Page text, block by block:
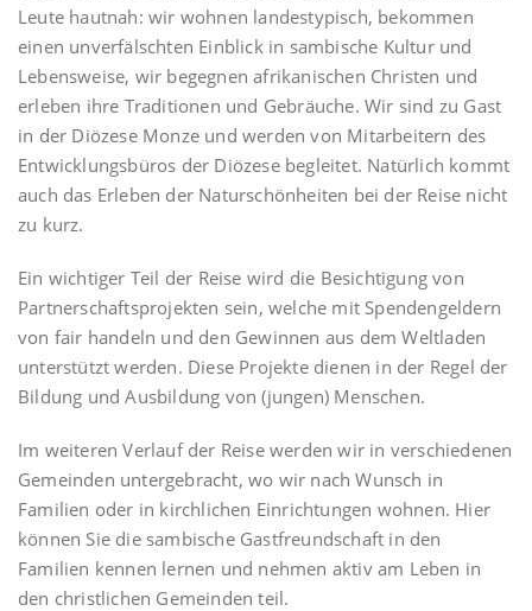
Leute hautnah: wir wohnen landestypisch, bekommen
einen unverfälschten Einblick in sambische Kultur und
Lebensweise, wir begegnen afrikanischen Christen und
erleben ihre Traditionen und Gebräuche. Wir sind zu Gast
in der Diözese Monze und werden von Mitarbeitern des
Entwicklungsbüros der Diözese begleitet. Natürlich kommt
auch das Erleben der Naturschönheiten bei der Reise nicht
zu kurz.
Ein wichtiger Teil der Reise wird die Besichtigung von
Partnerschaftsprojekten sein, welche mit Spendengeldern
von fair handeln und den Gewinnen aus dem Weltladen
unterstützt werden. Diese Projekte dienen in der Regel der
Bildung und Ausbildung von (jungen) Menschen.
Im weiteren Verlauf der Reise werden wir in verschiedenen
Gemeinden untergebracht, wo wir nach Wunsch in
Familien oder in kirchlichen Einrichtungen wohnen. Hier
können Sie die sambische Gastfreundschaft in den
Familien kennen lernen und nehmen aktiv am Leben in
den christlichen Gemeinden teil.